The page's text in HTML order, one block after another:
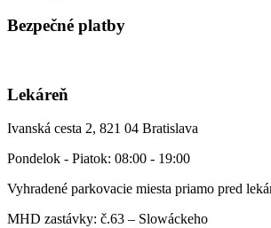
Bezpečné platby
Lekáreň
Ivanská cesta 2, 821 04 Bratislava
Pondelok - Piatok: 08:00 - 19:00
Vyhradené parkovacie miesta priamo pred
MHD zastávky: č.63 – Slowáckeho